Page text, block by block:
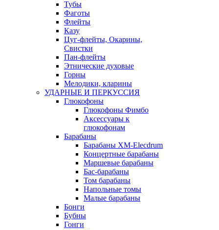
Тубы
Фаготы
Флейты
Казу
Цуг-флейты, Окарины,
Свистки
Пан-флейты
Этнические духовые
Горны
Мелодики, кларины
УДАРНЫЕ И ПЕРКУССИЯ
Глюкофоны
Глюкофоны Фимбо
Аксессуары к
глюкофонам
Барабаны
Барабаны XM-Elecdrum
Концертные барабаны
Маршевые барабаны
Бас-барабаны
Том барабаны
Напольные томы
Малые барабаны
Бонги
Бубны
Гонги